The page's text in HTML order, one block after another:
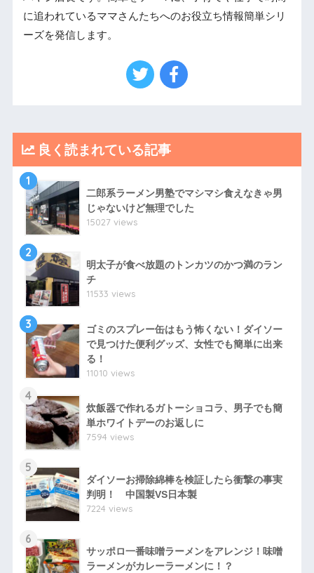
に追われているママさんたちへのお役立ち情報簡単シリ
ーズを発信します。
良く読まれている記事
1
二郎系ラーメン男塾でマシマシ食えなきゃ男
じゃないけど無理でした
15027 views
2
明太子が食べ放題のトンカツのかつ満のラン
チ
11533 views
3
ゴミのスプレー缶はもう怖くない！ダイソー
で見つけた便利グッズ、女性でも簡単に出来
る！
11010 views
4
炊飯器で作れるガトーショコラ、男子でも簡
単ホワイトデーのお返しに
7594 views
5
ダイソーお掃除綿棒を検証したら衝撃の事実
判明！ 中国製VS日本製
7224 views
6
サッポロ一番味噌ラーメンをアレンジ！味噌
ラーメンがカレーラーメンに！？